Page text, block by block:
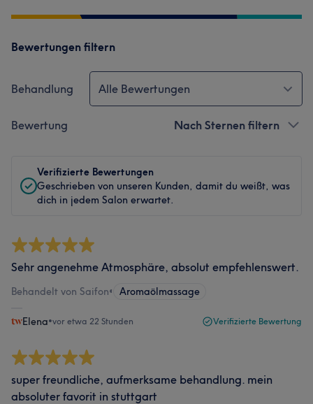
Bewertungen filtern
Behandlung Alle Bewertungen
Bewertung Nach Sternen filtern
Verifizierte Bewertungen
Geschrieben von unseren Kunden, damit du weißt, was
dich in jedem Salon erwartet.
Sehr angenehme Atmosphäre, absolut empfehlenswert.
Behandelt von Saifon• Aromaölmassage
Elena•vor etwa 22 Stunden Verifizierte Bewertung
super freundliche, aufmerksame behandlung. mein
absoluter favorit in stuttgart